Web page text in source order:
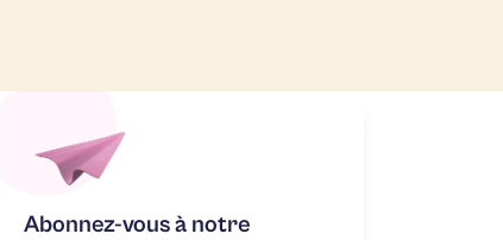
Abonnez-vous à notre